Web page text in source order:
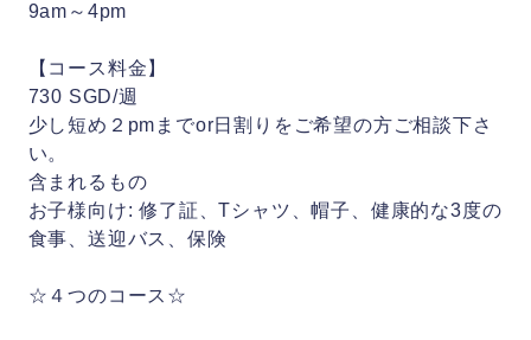
9am～4pm
【コース料金】
730 SGD/週
少し短め２pmまでor日割りをご希望の方ご相談下さ
い。
含まれるもの
お子様向け: 修了証、Tシャツ、帽子、健康的な3度の
食事、送迎バス、保険
☆４つのコース☆